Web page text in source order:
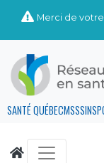
Merci de
SANTÉ QUÉBECMSSS